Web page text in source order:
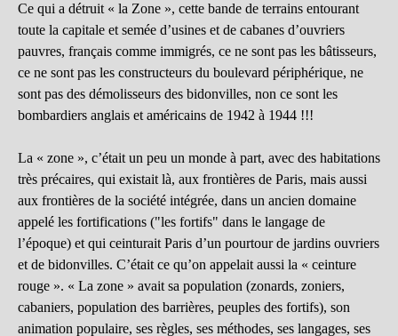
Ce qui a détruit « la Zone », cette bande de terrains entourant
toute la capitale et semée d’usines et de cabanes d’ouvriers
pauvres, français comme immigrés, ce ne sont pas les bâtisseurs,
ce ne sont pas les constructeurs du boulevard périphérique, ne
sont pas des démolisseurs des bidonvilles, non ce sont les
bombardiers anglais et américains de 1942 à 1944 !!!
La « zone », c’était un peu un monde à part, avec des habitations
très précaires, qui existait là, aux frontières de Paris, mais aussi
aux frontières de la société intégrée, dans un ancien domaine
appelé les fortifications ("les fortifs" dans le langage de
l’époque) et qui ceinturait Paris d’un pourtour de jardins ouvriers
et de bidonvilles. C’était ce qu’on appelait aussi la « ceinture
rouge ». « La zone » avait sa population (zonards, zoniers,
cabaniers, population des barrières, peuples des fortifs), son
animation populaire, ses règles, ses méthodes, ses langages, ses